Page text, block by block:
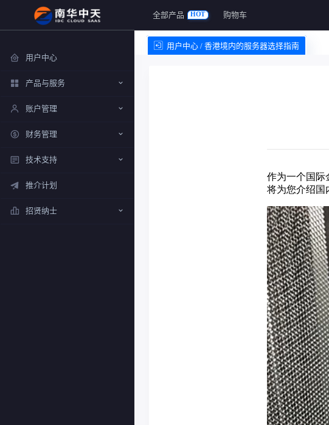
全部产品 HOT 购物车
用户中心 / 香港境内的服务器选择指南
用户中心
产品与服务
账户管理
财务管理
技术支持
推介计划
招贤纳士